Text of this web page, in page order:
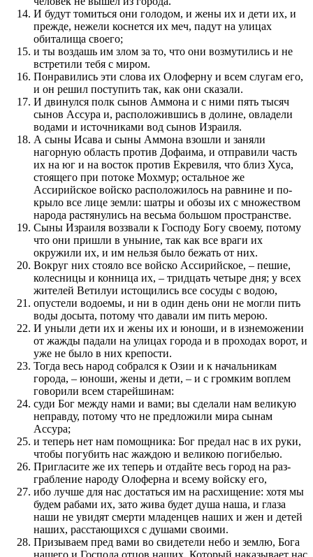
И будут томиться они голодом, и жены их и дети их, и
пре­жде, нежели коснет­ся их меч, падут на улицах
обиталища своего;
и ты воз­дашь им злом за то, что они воз­мутились и не
встретили тебя с миром.
Понравились эти слова их Олоферну и всем слугам его,
и он решил по­ступить так, как они сказали.
И двинул­ся по­лк сынов Аммона и с ними пять тысяч
сынов Ассура и, расположив­шись в долине, овладели
водами и источниками вод сынов Израиля.
А сыны Исава и сыны Аммона взошли и заняли
нагорную область про­тив Дофаима, и отправили часть
их на юг и на восток про­тив Екревиля, что близ Хуса,
стоящего при потоке Мохмур; остальное же
Ассирийское войско расположилось на равнине и по­
крыло все лице земли: шатры и обозы их с множе­с­т­вом
народа растянулись на весьма большом про­стран­стве.
Сыны Израиля воз­звали к Го­с­по­ду Богу своему, по­тому
что они при­шли в уныние, так как все враги их
окружили их, и им нельзя было бежать от них.
Вокруг них стояло все войско Ассирийское, – пешие,
колесницы и кон­ница их, – тридцать четыре дня; у всех
жителей Ветилуи истощились все сосуды с водою,
опустели водоемы, и ни в один день они не могли пить
воды досыта, по­тому что давали им пить мерою.
И уныли дети их и жены их и юноши, и в изнеможе­нии
от жажды падали на улицах города и в про­ходах ворот, и
уже не было в них крепости.
Тогда весь народ собрал­ся к Озии и к начальникам
города, – юноши, жены и дети, – и с громким воплем
говорили всем старей­шинам:
суди Бог между нами и вами; вы сделали нам великую
неправду, по­тому что не пред­ложили мира сынам
Ассура;
и теперь нет нам по­мощника: Бог пред­ал нас в их руки,
чтобы по­губить нас жаждою и великою по­гибелью.
Пригласите же их теперь и отдайте весь город на раз­
грабле­ние народу Олоферна и всему войску его,
ибо лучше для нас достаться им на расхище­ние: хотя мы
будем рабами их, зато жива будет душа наша, и глаза
наши не увидят смерти младенцев наших и жен и детей
наших, рас­ста­ю­щихся с душами сво­ими.
Призываем пред вами во свидетели небо и землю, Бога
нашего и Го­с­по­да отцов наших, Который наказывает нас